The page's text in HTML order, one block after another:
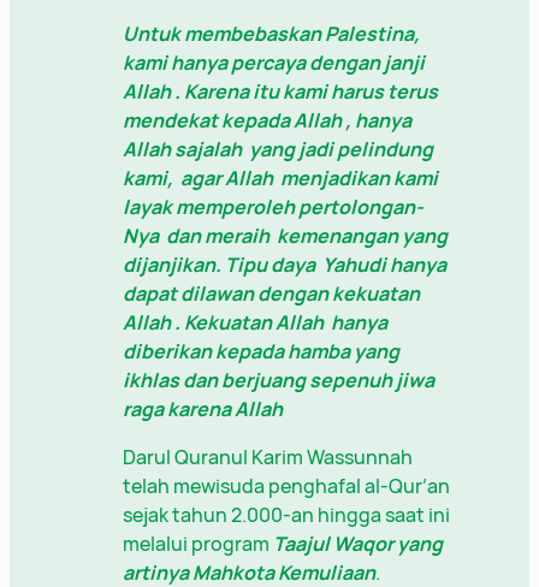
Untuk membebaskan Palestina,
kami hanya percaya dengan janji
Allah. Karena itu kami harus terus
mendekat kepada Allah, hanya
Allah sajalah yang jadi pelindung
kami, agar Allah menjadikan kami
layak memperoleh pertolongan-
Nya dan meraih kemenangan yang
dijanjikan. Tipu daya Yahudi hanya
dapat dilawan dengan kekuatan
Allah. Kekuatan Allah hanya
diberikan kepada hamba yang
ikhlas dan berjuang sepenuh jiwa
raga karena Allah
Darul Quranul Karim Wassunnah
telah mewisuda penghafal al-Qur’an
sejak tahun 2.000-an hingga saat ini
melalui program Taajul Waqor yang
artinya Mahkota Kemuliaan.